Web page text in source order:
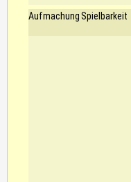
Aufmachung Spielbarkeit